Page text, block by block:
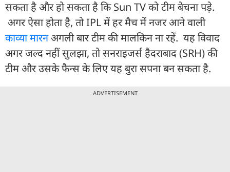
सकता है और हो सकता है कि Sun TV को टीम बेचना पड़े.
अगर ऐसा होता है, तो IPL में हर मैच में नजर आने वाली
काव्या मारनअगली बार टीम की मालकिन ना रहें. यह विवाद
अगर जल्द नहीं सुलझा, तो सनराइजर्स हैदराबाद (SRH) की
टीम और उसके फैन्स के लिए यह बुरा सपना बन सकता है.
ADVERTISEMENT